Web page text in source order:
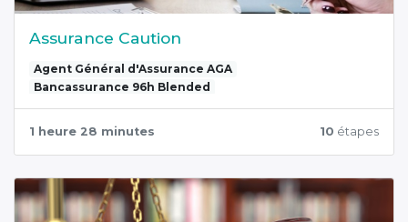
Assurance Caution
Agent Général d'Assurance AGA
Bancassurance 96h Blended
1 heure 28 minutes 10 étapes